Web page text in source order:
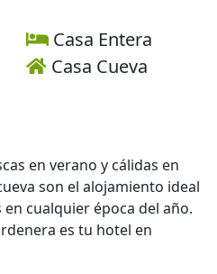
Casa Entera
Casa Cueva
en verano y cálidas en
son el alojamiento ideal
cualquier época del año.
es tu hotel en
romántica.